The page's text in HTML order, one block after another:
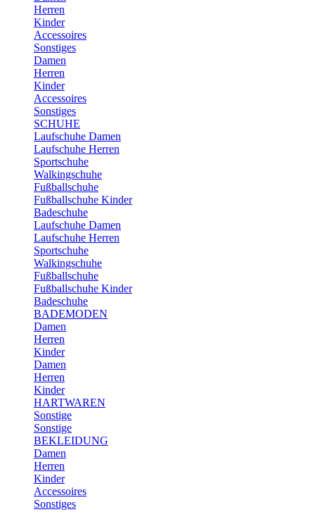
Herren
Kinder
Accessoires
Sonstiges
Damen
Herren
Kinder
Accessoires
Sonstiges
SCHUHE
Laufschuhe Damen
Laufschuhe Herren
Sportschuhe
Walkingschuhe
Fußballschuhe
Fußballschuhe Kinder
Badeschuhe
Laufschuhe Damen
Laufschuhe Herren
Sportschuhe
Walkingschuhe
Fußballschuhe
Fußballschuhe Kinder
Badeschuhe
BADEMODEN
Damen
Herren
Kinder
Damen
Herren
Kinder
HARTWAREN
Sonstige
Sonstige
BEKLEIDUNG
Damen
Herren
Kinder
Accessoires
Sonstiges